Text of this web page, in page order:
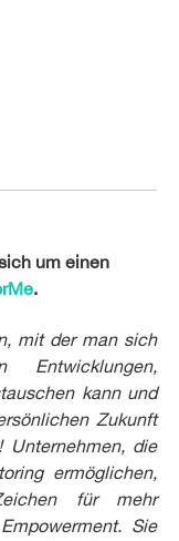
um einen
.
mit der man sich
kann und
Zukunft
Unternehmen, die
ermöglichen,
für mehr
Sie